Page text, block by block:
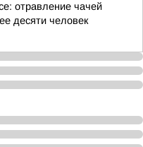
отравление чачей
десяти человек